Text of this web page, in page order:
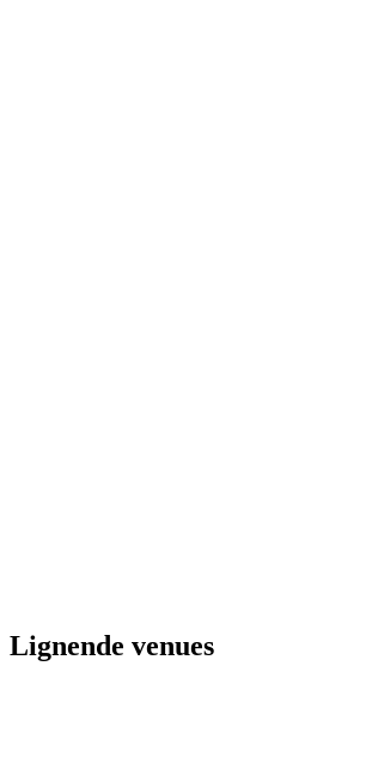
Lignende venues